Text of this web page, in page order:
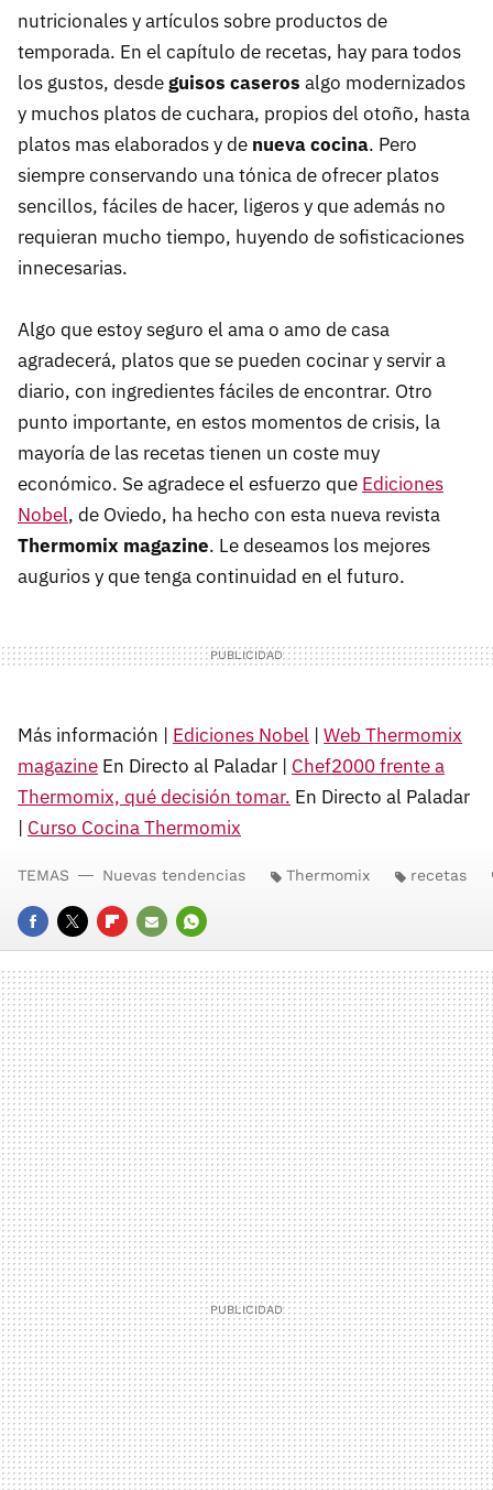
nutricionales y artículos sobre productos de
temporada. En el capítulo de recetas, hay para todos
los gustos, desdeguisos caseros algo modernizados
y muchos platos de cuchara, propios del otoño, hasta
platos mas elaborados y de nueva cocina. Pero
siempre conservando una tónica de ofrecer platos
sencillos, fáciles de hacer, ligeros y que además no
requieran mucho tiempo, huyendo de sofisticaciones
innecesarias.
Algo que estoy seguro el ama o amo de casa
agradecerá, platos que se pueden cocinar y servir a
diario, con ingredientes fáciles de encontrar. Otro
punto importante, en estos momentos de crisis, la
mayoría de las recetas tienen un coste muy
económico. Se agradece el esfuerzo que Ediciones
Nobel, de Oviedo, ha hecho con esta nueva revista
Thermomix magazine. Le deseamos los mejores
augurios y que tenga continuidad en el futuro.
Más información | Ediciones Nobel | Web Thermomix
magazine En Directo al Paladar | Chef2000 frente a
Thermomix, qué decisión tomar. En Directo al Paladar
| Curso Cocina Thermomix
FACEBOOK
TWITTERFLIPBOARD
E-
MAIL
WHATSAPP
TEMAS Nuevas tendencias Thermomix recetas